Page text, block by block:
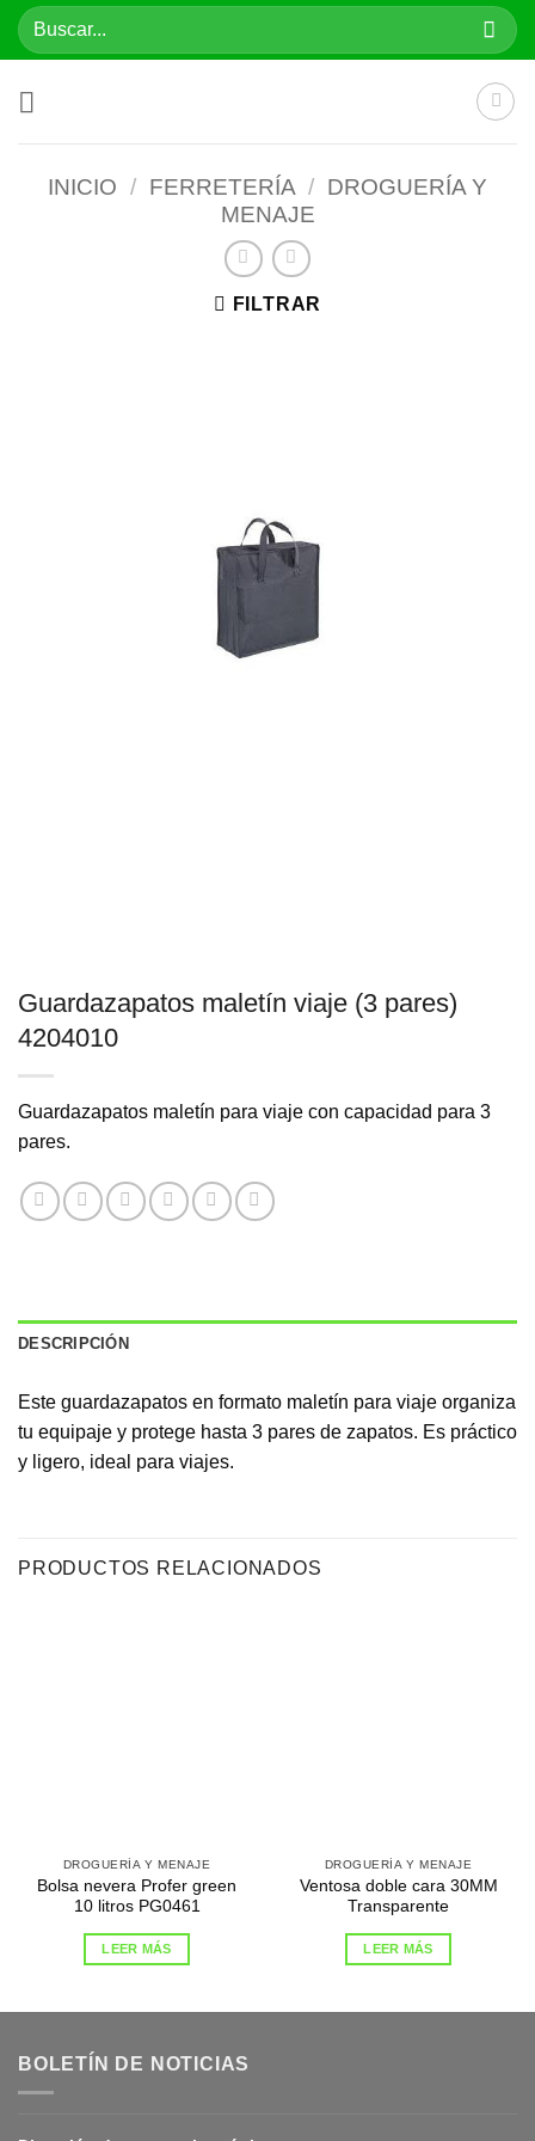
SaltarBuscar
por:
INICIO / FERRETERÍA / DROGUERÍA Y
MENAJE
FILTRAR
Guardazapatos maletín viaje (3 pares)
4204010
Guardazapatos maletín para viaje con capacidad para 3
pares.
DESCRIPCIÓN
Este guardazapatos en formato maletín para viaje organiza
tu equipaje y protege hasta 3 pares de zapatos. Es práctico
y ligero, ideal para viajes.
PRODUCTOS RELACIONADOS
DROGUERÍA Y MENAJE
Bolsa nevera Profer green
10 litros PG0461
LEER MÁS
DROGUERÍA Y MENAJE
Ventosa doble cara 30MM
Transparente
LEER MÁS
BOLETÍN DE NOTICIAS